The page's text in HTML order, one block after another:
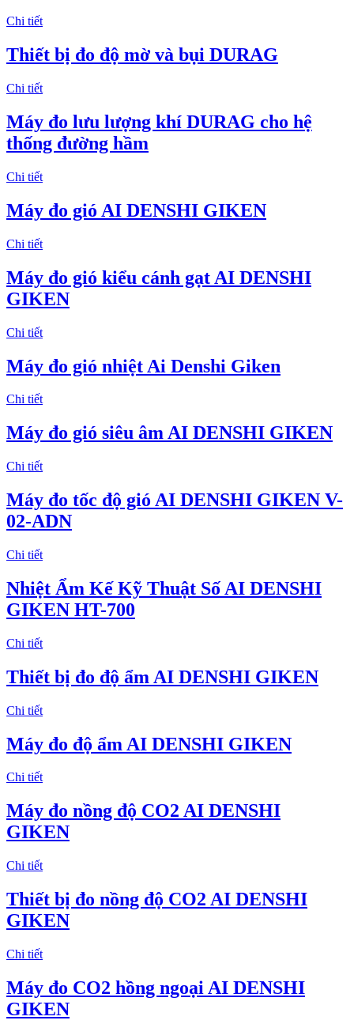
Chi tiết
Thiết bị đo độ mờ và bụi DURAG
Chi tiết
Máy đo lưu lượng khí DURAG cho hệ
thống đường hầm
Chi tiết
Máy đo gió AI DENSHI GIKEN
Chi tiết
Máy đo gió kiểu cánh gạt AI DENSHI
GIKEN
Chi tiết
Máy đo gió nhiệt Ai Denshi Giken
Chi tiết
Máy đo gió siêu âm AI DENSHI GIKEN
Chi tiết
Máy đo tốc độ gió AI DENSHI GIKEN V-
02-ADN
Chi tiết
Nhiệt Ẩm Kế Kỹ Thuật Số AI DENSHI
GIKEN HT-700
Chi tiết
Thiết bị đo độ ẩm AI DENSHI GIKEN
Chi tiết
Máy đo độ ẩm AI DENSHI GIKEN
Chi tiết
Máy đo nồng độ CO2 AI DENSHI
GIKEN
Chi tiết
Thiết bị đo nồng độ CO2 AI DENSHI
GIKEN
Chi tiết
Máy đo CO2 hồng ngoại AI DENSHI
GIKEN